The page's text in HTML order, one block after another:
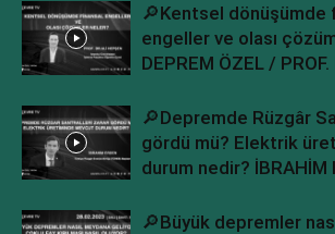
🔎Kentsel dönüşümde
engeller ve olası
DEPREM ÖZEL /
🔎Depremde Rüzgâr
gördü mü? Elektrik
durum nedir? İBRAHİM
🔎Büyük depremler